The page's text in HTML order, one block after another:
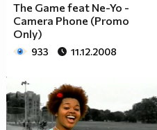
The Game feat Ne-Yo -
Camera Phone (Promo
Only)
933 11.12.2008